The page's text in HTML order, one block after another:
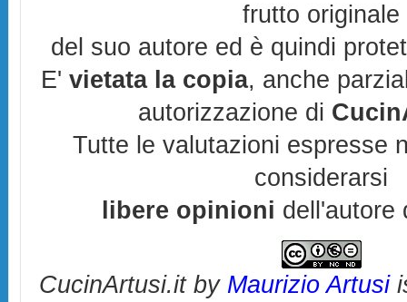
frutto originale
del suo autore ed è quindi
E'vietata la copia, anche
autorizzazione di
Tutte le valutazioni espresse
considerarsi
libere opinioni dell'autore
CucinArtusi.itby Maurizio Artusi